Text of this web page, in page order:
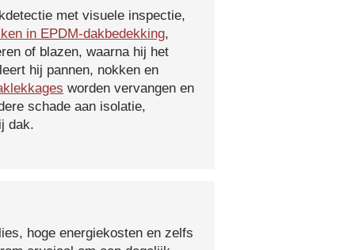
met visuele inspectie,
in EPDM-dakbedekking,
of blazen, waarna hij het
hij pannen, nokken en
worden vervangen en
schade aan isolatie,
dak.
hoge energiekosten en zelfs